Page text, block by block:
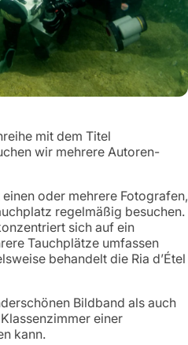
mit dem Titel
wir mehrere Autoren-
oder mehrere Fotografen,
regelmäßig besuchen.
sich auf ein
Tauchplätze umfassen
behandelt die Ria d’Étel
Bildband als auch
einer
kann.